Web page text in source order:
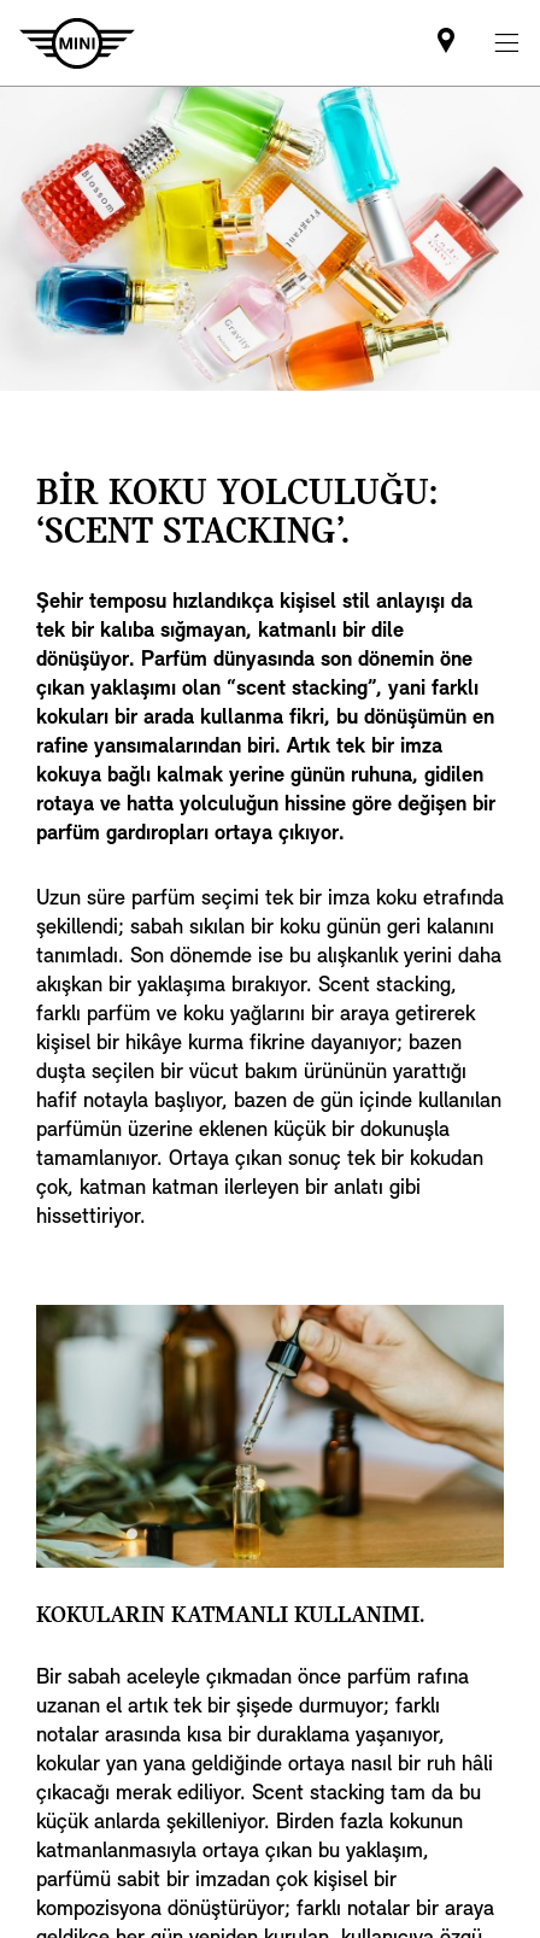
Mini
dealer
BİR KOKU YOLCULUĞU:
‘SCENT STACKING’.
Şehir temposu hızlandıkça kişisel stil anlayışı da
tek bir kalıba sığmayan, katmanlı bir dile
dönüşüyor. Parfüm dünyasında son dönemin öne
çıkan yaklaşımı olan “scent stacking”, yani farklı
kokuları bir arada kullanma fikri, bu dönüşümün en
rafine yansımalarından biri. Artık tek bir imza
kokuya bağlı kalmak yerine günün ruhuna, gidilen
rotaya ve hatta yolculuğun hissine göre değişen bir
parfüm gardıropları ortaya çıkıyor.
Uzun süre parfüm seçimi tek bir imza koku etrafında
şekillendi; sabah sıkılan bir koku günün geri kalanını
tanımladı. Son dönemde ise bu alışkanlık yerini daha
akışkan bir yaklaşıma bırakıyor. Scent stacking,
farklı parfüm ve koku yağlarını bir araya getirerek
kişisel bir hikâye kurma fikrine dayanıyor; bazen
duşta seçilen bir vücut bakım ürününün yarattığı
hafif notayla başlıyor, bazen de gün içinde kullanılan
parfümün üzerine eklenen küçük bir dokunuşla
tamamlanıyor. Ortaya çıkan sonuç tek bir kokudan
çok, katman katman ilerleyen bir anlatı gibi
hissettiriyor.
KOKULARIN KATMANLI KULLANIMI.
Bir sabah aceleyle çıkmadan önce parfüm rafına
uzanan el artık tek bir şişede durmuyor; farklı
notalar arasında kısa bir duraklama yaşanıyor,
kokular yan yana geldiğinde ortaya nasıl bir ruh hâli
çıkacağı merak ediliyor. Scent stacking tam da bu
küçük anlarda şekilleniyor. Birden fazla kokunun
katmanlanmasıyla ortaya çıkan bu yaklaşım,
parfümü sabit bir imzadan çok kişisel bir
kompozisyona dönüştürüyor; farklı notalar bir araya